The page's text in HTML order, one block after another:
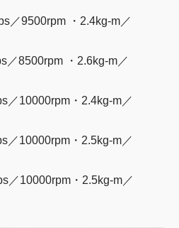
／9500rpm ・2.4kg-m／
8500rpm ・2.6kg-m／
10000rpm・2.4kg-m／
10000rpm・2.5kg-m／
10000rpm・2.5kg-m／